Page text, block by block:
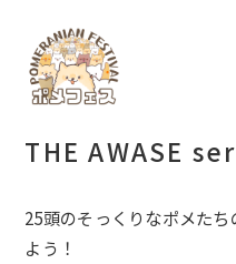
THE AWASE
25頭のそっくりなポメた
よう！